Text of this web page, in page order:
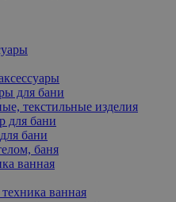
для бани
текстильные изделия
для бани
бани
баня
ванная
ванная